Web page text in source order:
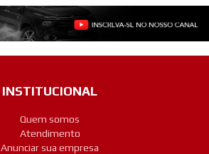
INSTITUCIONAL
Quem somos
Atendimento
Anunciar sua empresa